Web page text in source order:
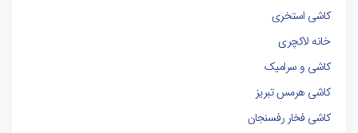
کاشی استخری
خانه لاکچری
کاشی و سرامیک
کاشی هرمس تبریز
کاشی فخار رفسنجان